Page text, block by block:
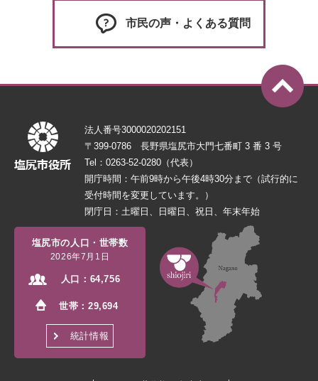
市民の声・よくある質問
法人番号3000020202151
〒399-0786 長野県塩尻市大門七番町 3 番 3 号
Tel：0263-52-0280（代表）
開庁時間：午前9時から午後4時30分まで（試行的に
受付時間を変更しています。）
閉庁日：土曜日、日曜日、祝日、年末年始
塩尻市の人口・世帯数
2026年7月1日
人口： 64,756
世帯：29,694
統計情報